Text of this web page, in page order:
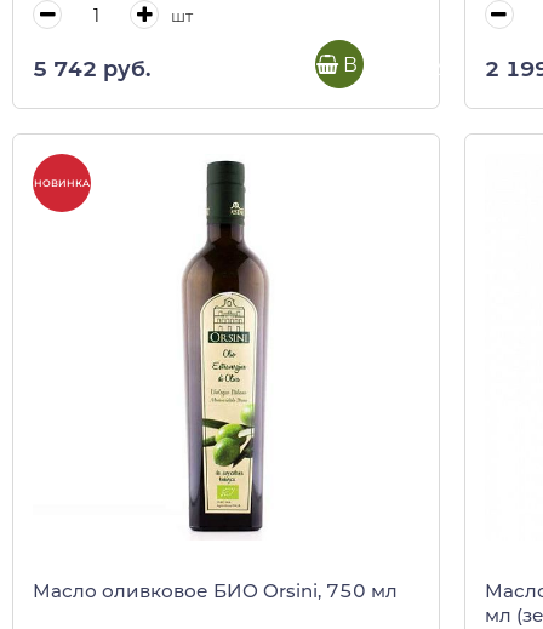
шт
5 742 руб. В корзину 2
НОВИНКА
Масло оливковое БИО Orsini, 750 мл
мл